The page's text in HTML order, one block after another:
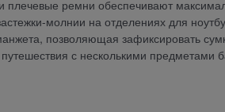
плечевые ремни обеспечивают
молнии на отделениях для
позволяющая зафиксировать
с несколькими предметами